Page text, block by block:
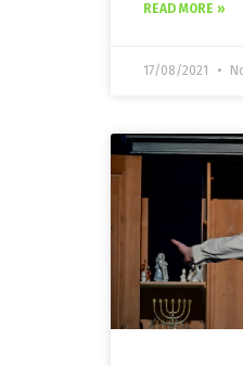
READ MORE »
17/08/2021